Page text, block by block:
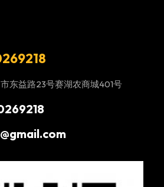
东益路23号赛湖农商城401号